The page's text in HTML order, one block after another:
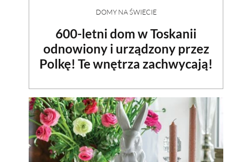
DOMY NA ŚWIECIE
600-letni dom w Toskanii
odnowiony i urządzony przez
Polkę! Te wnętrza zachwycają!